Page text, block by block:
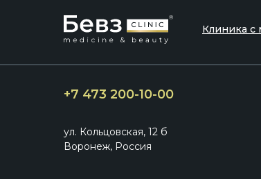
Клиника с
+7 473 200-10-00
ул. Кольцовская, 12 б
Воронеж, Россия